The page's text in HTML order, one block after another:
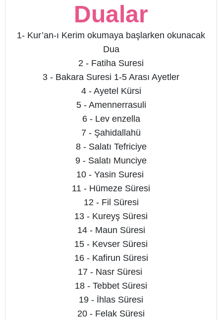
Dualar
1- Kur’an-ı Kerim okumaya başlarken okunacak
Dua
2 - Fatiha Suresi
3 - Bakara Suresi 1-5 Arası Ayetler
4 - Ayetel Kürsi
5 - Amennerrasuli
6 - Lev enzella
7 - Şahidallahü
8 - Salatı Tefriciye
9 - Salatı Munciye
10 - Yasin Suresi
11 - Hümeze Süresi
12 - Fil Süresi
13 - Kureyş Süresi
14 - Maun Süresi
15 - Kevser Süresi
16 - Kafirun Süresi
17 - Nasr Süresi
18 - Tebbet Süresi
19 - İhlas Süresi
20 - Felak Süresi